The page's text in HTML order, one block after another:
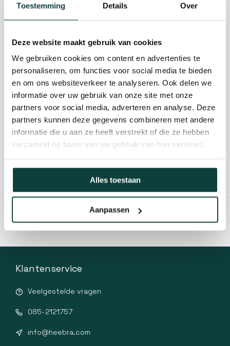
Toestemming Details Over
Deze website maakt gebruik van cookies
We gebruiken cookies om content en advertenties te
personaliseren, om functies voor social media te bieden
en om ons websiteverkeer te analyseren. Ook delen we
informatie over uw gebruik van onze site met onze
partners voor social media, adverteren en analyse. Deze
partners kunnen deze gegevens combineren met andere
informatie die u aan ze heeft verstrekt of die ze hebben
verzameld op basis van uw gebruik van hun services.
Alles toestaan
Aanpassen
Reviews
Kunnen we je helpen?
085-2121757
info@heebra.com
Klantenservice
Veelgestelde vragen
085-2121757
info@heebra.com